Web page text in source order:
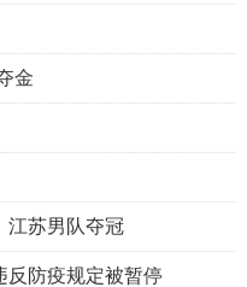
金
江苏男队夺冠
反防疫规定被暂停